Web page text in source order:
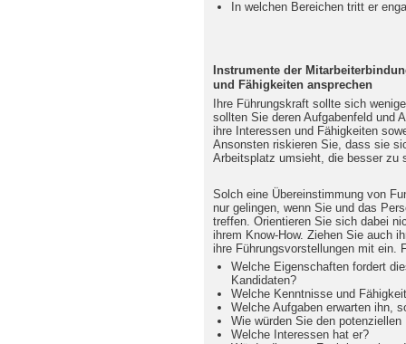
In welchen Bereichen tritt er
Instrumente der
und Fähigkeiten ansprechen
Ihre Führungskraft sollte sich
sollten Sie deren Aufgabenfeld und
ihre Interessen und Fähigkeiten
Ansonsten riskieren Sie, dass sie
Arbeitsplatz umsieht, die besser zu
Solch eine Übereinstimmung von
nur gelingen, wenn Sie und das
treffen. Orientieren Sie sich dabei
ihrem Know-How. Ziehen Sie auch
ihre Führungsvorstellungen mit ein.
Welche Eigenschaften fordert
Kandidaten?
Welche Kenntnisse und
Welche Aufgaben erwarten ihn,
Wie würden Sie den
Welche Interessen hat er?